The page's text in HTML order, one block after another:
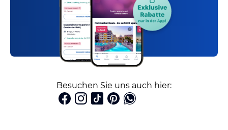
Besuchen Sie uns auch hier: